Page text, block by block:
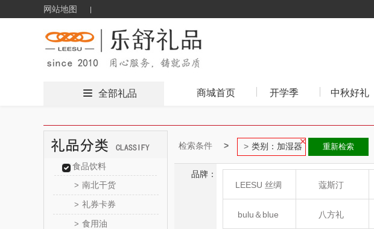
网站地图
全部礼品 商城首页 开学季 中秋好礼
食品饮料
> 南北干货
> 礼券卡券
> 食用油
检索条件 类别：加湿器 重新检索
品牌：
LEESU 丝绸
蔻斯汀
bulu＆blue 八方礼